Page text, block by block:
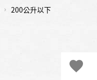
200公升以下